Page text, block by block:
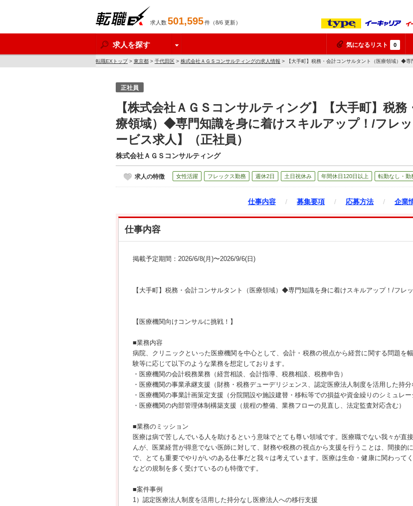
求人数501,595件（8/6 更新）
求人を探す 気になるリスト 0
転職EXトップ> 東京都 > 千代田区 > 株式会社ＡＧＳコンサルティングの求人情報 > 【大手町】税務・会計コンサルタント（医療領域）◆
正社員
【株式会社ＡＧＳコンサルティング】【大手町】税
療領域）◆専門知識を身に着けスキルアップ！/フレ
ービス求人】（正社員）
株式会社ＡＧＳコンサルティング
求人の特徴 女性活躍 フレックス勤務 週休2日 土日祝休み 年間休日120日以上 転勤なし・勤
仕事内容 / 募集要項 / 応募方法 / 企業
仕事内容
掲載予定期間：2026/6/8(月)〜2026/9/6(日)
【大手町】税務・会計コンサルタント（医療領域）◆専門知識を身に着けスキルアップ！/フレ
【医療機関向けコンサルに挑戦！】
■業務内容
病院、クリニックといった医療機関を中心として、会計・税務の視点から経営に関する問題を
験等に応じて以下のような業務を想定しております。
・医療機関の会計税務業務（経営相談、会計指導、税務相談、税務申告）
・医療機関の事業承継支援（財務・税務デューデリジェンス、認定医療法人制度を活用した持
・医療機関の事業計画策定支援（分院開設や施設建替・移転等での損益や資金繰りのシミュレー
・医療機関の内部管理体制構築支援（規程の整備、業務フローの見直し、法定監査対応含む）
■業務のミッション
医療は病で苦しんでいる人を助けるという意味でとても尊い領域です。医療職でない我々が直
んが、医業経営が得意でない医師に対して、財務や税務の視点から支援を行うことは、間接的
で、とても重要でやりがいのある仕事だと我々は考えています。医療は生命・健康に関わって
などの規制を多く受けているのも特徴です。
■案件事例
1）認定医療法人制度を活用した持分なし医療法人への移行支援